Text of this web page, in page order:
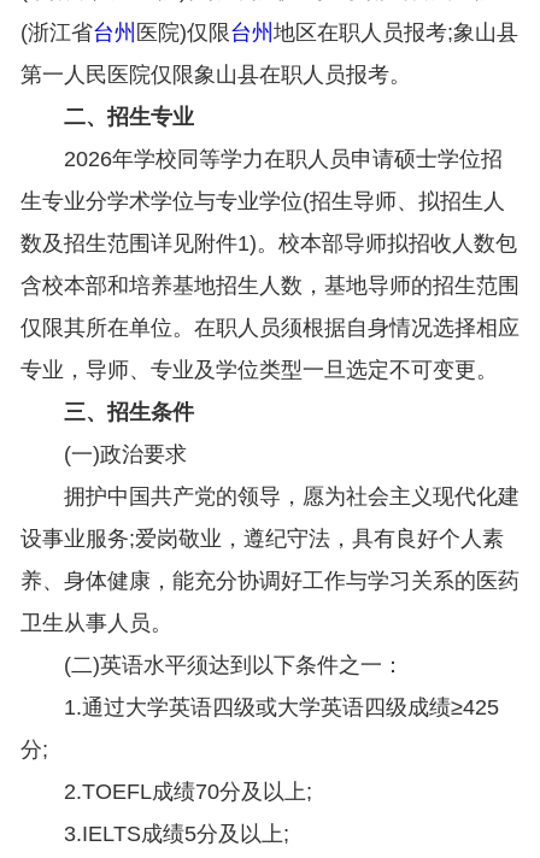
(浙江省台州 医院)仅限台州 地区在职人员报考;象山县
第一人民医院仅限象山县在职人员报考。
二、招生专业
2026年学校同等学力在职人员申请硕士学位招
生专业分学术学位与专业学位(招生导师、拟招生人
数及招生范围详见附件1)。校本部导师拟招收人数包
含校本部和培养基地招生人数，基地导师的招生范围
仅限其所在单位。在职人员须根据自身情况选择相应
专业，导师、专业及学位类型一旦选定不可变更。
三、招生条件
(一)政治要求
拥护中国共产党的领导，愿为社会主义现代化建
设事业服务;爱岗敬业，遵纪守法，具有良好个人素
养、身体健康，能充分协调好工作与学习关系的医药
卫生从事人员。
(二)英语水平须达到以下条件之一：
1.通过大学英语四级或大学英语四级成绩≥425
分;
2.TOEFL成绩70分及以上;
3.IELTS成绩5分及以上;